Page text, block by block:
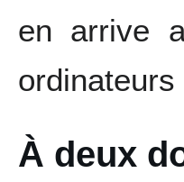
en arrive
À deux